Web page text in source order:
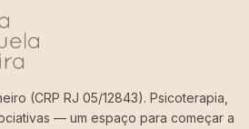
(CRP RJ 05/12843). Psicoterapia,
— um espaço para começar a